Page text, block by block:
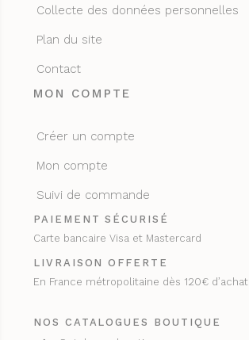
Collecte des données personnelles
Plan du site
Contact
MON COMPTE
Créer un compte
Mon compte
Suivi de commande
PAIEMENT SÉCURISÉ
Carte bancaire Visa et Mastercard
LIVRAISON OFFERTE
En France métropolitaine dès 120€ d’achat
NOS CATALOGUES BOUTIQUE